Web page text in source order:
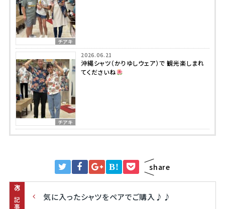
チアキ
チアキ
2026.06.21
沖縄シャツ（かりゆしウェア）で 観光楽しまれ
てくださいね
B! share
次の記事 気に入ったシャツをペアでご購入♪♪